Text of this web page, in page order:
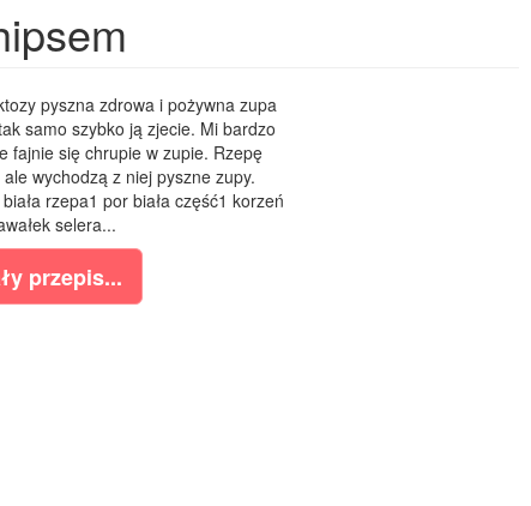
pyszna zdrowa i pożywna zupa
samo szybko ją zjecie. Mi bardzo
fajnie się chrupie w zupie. Rzepę
wychodzą z niej pyszne zupy.
rzepa1 por biała część1 korzeń
selera...
przepis...